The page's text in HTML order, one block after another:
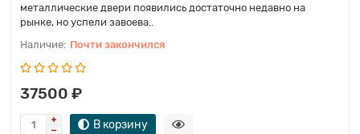
металлические двери появились достаточно недавно на
рынке, но успели завоева..
Почти закончился
37500 ₽
В корзину